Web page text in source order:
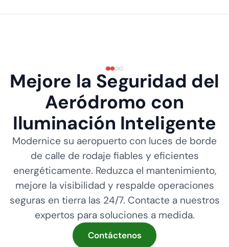
Mejore la Seguridad del
Aeródromo con
Iluminación Inteligente
Modernice su aeropuerto con luces de borde
de calle de rodaje fiables y eficientes
energéticamente. Reduzca el mantenimiento,
mejore la visibilidad y respalde operaciones
seguras en tierra las 24/7. Contacte a nuestros
expertos para soluciones a medida.
Contáctenos